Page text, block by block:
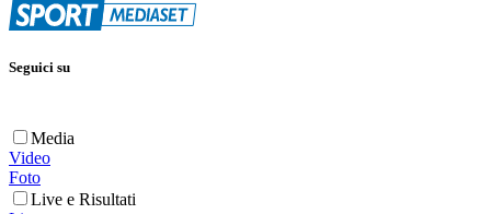
Seguici su
Media
Video
Foto
Live e Risultati